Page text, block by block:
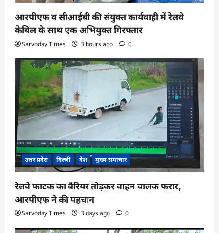
आरपीएफ व सीआईबी की संयुक्त कार्यवाही में रेलवे
केबिल के साथ एक अभियुक्त गिरफ्तार
Sarvoday Times 3 hours ago 0
उत्तर प्रदेश दिल्ली देश मुख्य समाचार
रेलवे फाटक का बैरियर तोड़कर वाहन चालक फरार,
आरपीएफ ने की पहचान
Sarvoday Times 3 days ago 0